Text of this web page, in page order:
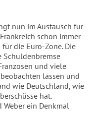
nun im Austausch für
schon immer
die Euro-Zone. Die
und viele
lassen und
wie Deutschland, wie
hat.
ein Denkmal